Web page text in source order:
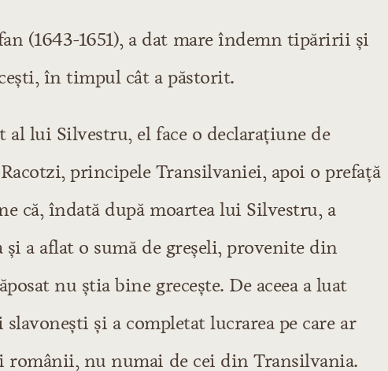
(1643-1651), a dat mare îndemn tipăririi şi
în timpul cât a păstorit.
lui Silvestru, el face o declaraţiune de
principele Transilvaniei, apoi o prefaţă
că, îndată după moartea lui Silvestru, a
şi a aflat o sumă de greşeli, provenite din
nu ştia bine greceşte. De aceea a luat
şi a completat lucrarea pe care ar
românii, nu numai de cei din Transilvania.